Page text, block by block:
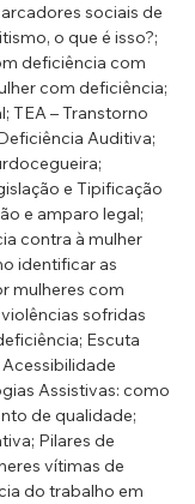
sociais de
o que é isso?;
deficiência com
com deficiência;
TEA – Transtorno
Auditiva;
e Tipificação
e amparo legal;
contra à mulher
identificar as
mulheres com
sofridas
Escuta
Assistivas: como
de qualidade;
Pilares de
vítimas de
do trabalho em